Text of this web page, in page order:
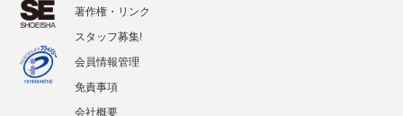
著作権・リンク
スタッフ募集!
会員情報管理
免責事項
会社概要